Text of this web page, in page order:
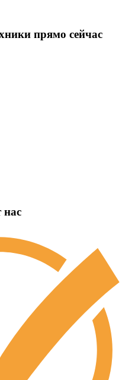
прямо сейчас